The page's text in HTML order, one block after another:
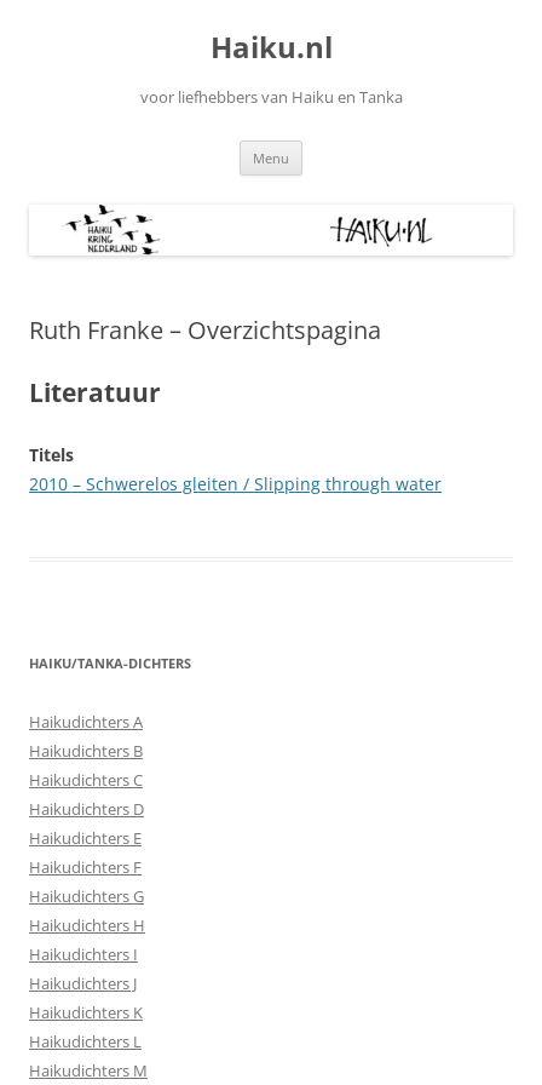
Haiku.nl
voor liefhebbers van Haiku en Tanka
Menu
Ruth Franke – Overzichtspagina
Literatuur
Titels
2010 – Schwerelos gleiten / Slipping through water
HAIKU/TANKA-DICHTERS
Haikudichters A
Haikudichters B
Haikudichters C
Haikudichters D
Haikudichters E
Haikudichters F
Haikudichters G
Haikudichters H
Haikudichters I
Haikudichters J
Haikudichters K
Haikudichters L
Haikudichters M